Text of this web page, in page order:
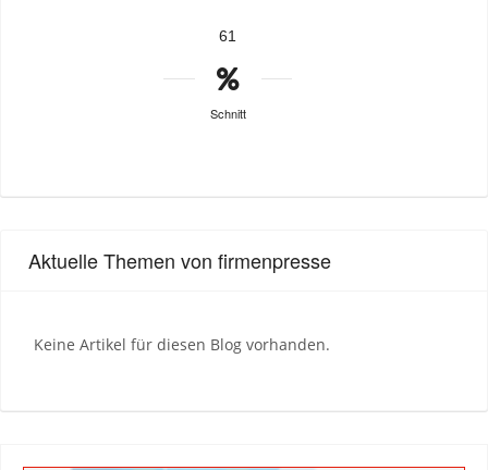
61
Schnitt
Aktuelle Themen von firmenpresse
Keine Artikel für diesen Blog vorhanden.